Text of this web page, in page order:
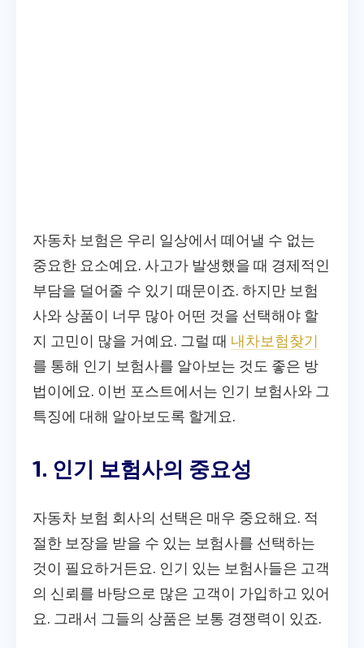
자동차 보험은 우리 일상에서 떼어낼 수 없는
중요한 요소예요. 사고가 발생했을 때 경제적인
부담을 덜어줄 수 있기 때문이죠. 하지만 보험
사와 상품이 너무 많아 어떤 것을 선택해야 할
지 고민이 많을 거예요. 그럴 때 내차보험찾기
를 통해 인기 보험사를 알아보는 것도 좋은 방
법이에요. 이번 포스트에서는 인기 보험사와 그
특징에 대해 알아보도록 할게요.
1. 인기 보험사의 중요성
자동차 보험 회사의 선택은 매우 중요해요. 적
절한 보장을 받을 수 있는 보험사를 선택하는
것이 필요하거든요. 인기 있는 보험사들은 고객
의 신뢰를 바탕으로 많은 고객이 가입하고 있어
요. 그래서 그들의 상품은 보통 경쟁력이 있죠.